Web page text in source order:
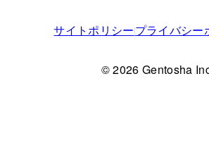
サイトポリシープライバシー
© 2026 Gentosha